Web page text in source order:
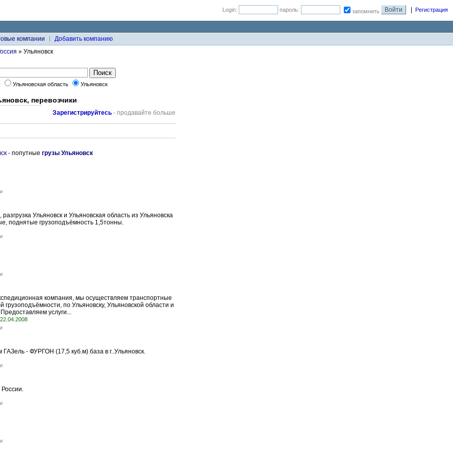
Login: пароль: запомнить Регистрация
компании
Добавить компанию
» Ульяновск
Ульяновская область Ульяновск
перевозчики
Зарегистрируйтесь - продавайте больше
- попутные грузы Ульяновск
разгрузка Ульяновск и Ульяновская область из Ульяновска
поднятые грузоподъёмность 1,5тонны.
компания, мы осуществляем транспортные
грузоподъёмности, по Ульяновску, Ульяновской области и
услуги...
22.04.2008
ГАЗель - ФУРГОН (17,5 куб.м) база в г..Ульяновск.
России.